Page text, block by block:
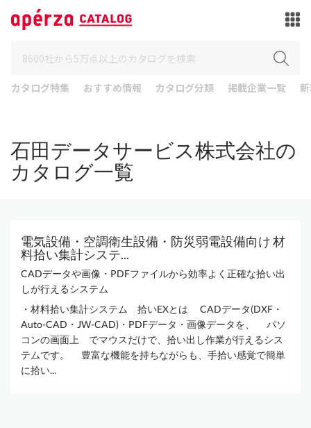
カタログ特集 おすすめ情報 カタログ分類 掲載企業一覧
石田データサービス株式会社の
カタログ一覧
電気設備・空調衛生設備・防災弱電設備向け 材
料拾い集計システ...
CADデータや画像・PDFファイルから効率よく正確な拾い出
しが行えるシステム
・材料拾い集計システム 拾いEXとは CADデータ(DXF・
Auto-CAD・JW-CAD)・PDFデータ・画像データを、 パソ
コンの画面上 でマウスだけで、拾い出し作業が行えるシス
テムです。 豊富な機能を持ちながらも、手拾い感覚で簡単
に拾い...